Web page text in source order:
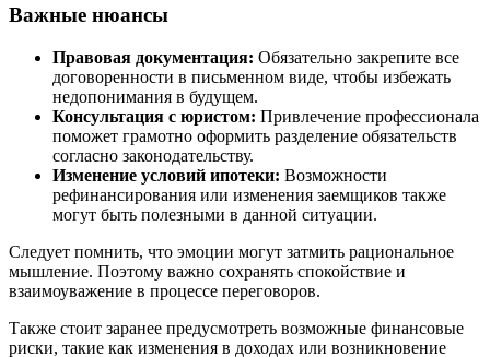
Важные нюансы
Правовая документация: Обязательно закрепите все
договоренности в письменном виде, чтобы избежать
недопонимания в будущем.
Консультация с юристом: Привлечение профессионала
поможет грамотно оформить разделение обязательств
согласно законодательству.
Изменение условий ипотеки: Возможности
рефинансирования или изменения заемщиков также
могут быть полезными в данной ситуации.
Следует помнить, что эмоции могут затмить рациональное
мышление. Поэтому важно сохранять спокойствие и
взаимоуважение в процессе переговоров.
Также стоит заранее предусмотреть возможные финансовые
риски, такие как изменения в доходах или возникновение